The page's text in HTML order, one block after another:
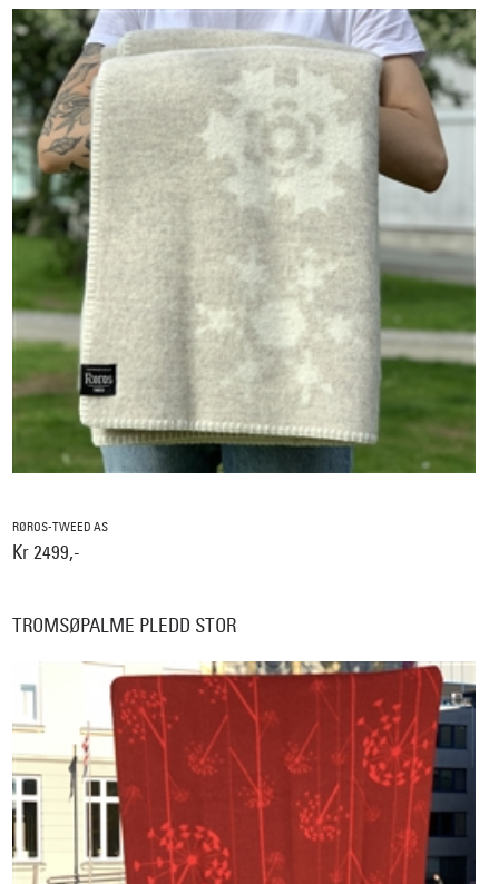
RØROS-TWEED AS
Kr 2499,-
TROMSØPALME PLEDD STOR